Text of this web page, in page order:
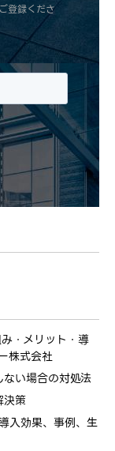
登録くださ
・メリット・導
株式会社
い場合の対処法
決策
入効果、​事例、​生